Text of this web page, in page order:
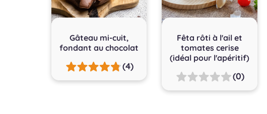
Gâteau mi-cuit,
fondant au chocolat
(4)
Fêta rôti à l'ail et
tomates cerise
(idéal pour l'apéritif)
(0)